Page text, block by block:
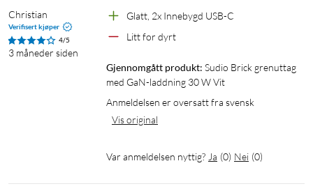
I pakken
1 × Brick-grenuttak med 2 m kabel
Bruksanvisning
USB C PD-lader Ladestasjon GaN
Quick charge
Grenkontakt Forgreningsuttak
Forgreningskontakt
Christian
Verifisert kjøper
4/5
3 måneder siden
Glatt, 2x Innebygd USB-C
Litt for dyrt
Gjennomgått produkt: Sudio Brick grenuttag
med GaN-laddning 30 W Vit
Anmeldelsen er oversatt fra svensk
Vis original
Var anmeldelsen nyttig? Ja (0) Nei (0)